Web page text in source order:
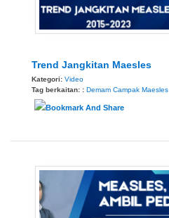
Trend Jangkitan Maesles
Kategori: Video
Tag berkaitan: : Demam Campak Maesles